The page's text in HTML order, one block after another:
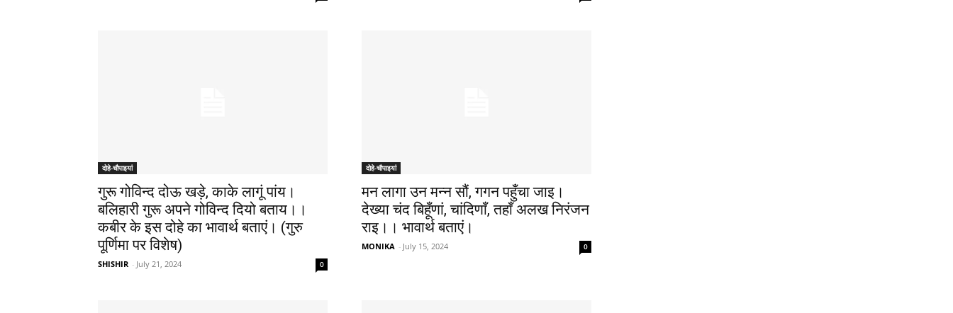
दोहे-चौपाइयां
गुरू गोविन्द दोऊ खड़े, काके लागूं पांय।
बलिहारी गुरू अपने गोविन्द दियो बताय।।
कबीर के इस दोहे का भावार्थ बताएं। (गुरु
पूर्णिमा पर विशेष)
SHISHIR - July 21, 2024 0
दोहे-चौपाइयां
मन लागा उन मन्न सौं, गगन पहुँचा जाइ।
देख्या चंद बिहूँणां, चांदिणाँ, तहाँ अलख निरंजन
राइ।। भावार्थ बताएं।
MONIKA - July 15, 2024 0